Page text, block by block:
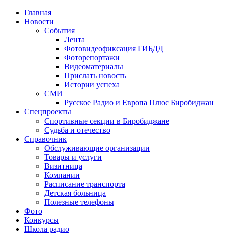
Главная
Новости
События
Лента
Фотовидеофиксация ГИБДД
Фоторепортажи
Видеоматериалы
Прислать новость
Истории успеха
СМИ
Русское Радио и Европа Плюс Биробиджан
Спецпроекты
Спортивные секции в Биробиджане
Судьба и отечество
Справочник
Обслуживающие организации
Товары и услуги
Визитница
Компании
Расписание транспорта
Детская больница
Полезные телефоны
Фото
Конкурсы
Школа радио